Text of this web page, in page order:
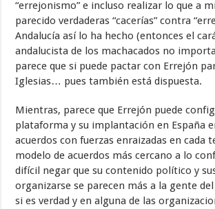
“errejonismo” e incluso realizar lo que a
parecido verdaderas “cacerías” contra
Andalucía así lo ha hecho (entonces el
andalucista de los machacados no
parece que si puede pactar con Errejón
Iglesias… pues también está dispuesta.
Mientras, parece que Errejón puede
plataforma y su implantación en España
acuerdos con fuerzas enraizadas en cada
modelo de acuerdos más cercano a lo
difícil negar que su contenido político y
organizarse se parecen más a la gente
si es verdad y en alguna de las